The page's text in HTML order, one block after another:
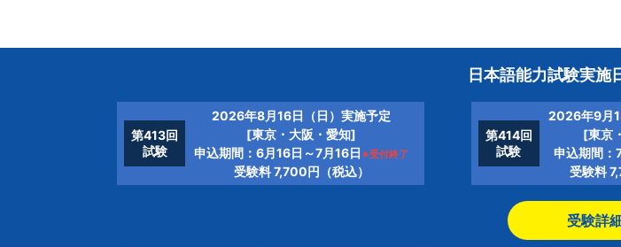
日本語能力試験実施
第413回
試験
2026年8月16日（日）実施予定
[東京・大阪・愛知]
申込期間：6月16日～7月16日 ※受付終了
受験料 7,700円（税込）
第414回
試験
2026年9月
[東京
申込期間：
受験料
受験詳